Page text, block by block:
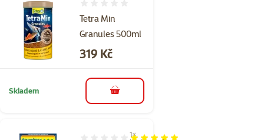
Tetra Min
Granules 500ml
Cena
319 Kč
Skladem do košíku
1×